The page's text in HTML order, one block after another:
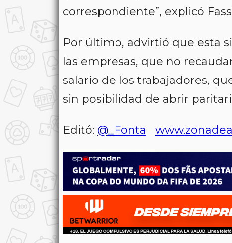
correspondiente”, explicó
Por último, advirtió que esta
las empresas, que no
salario de los trabajadores,
sin posibilidad de abrir
Editó: @_Fonta